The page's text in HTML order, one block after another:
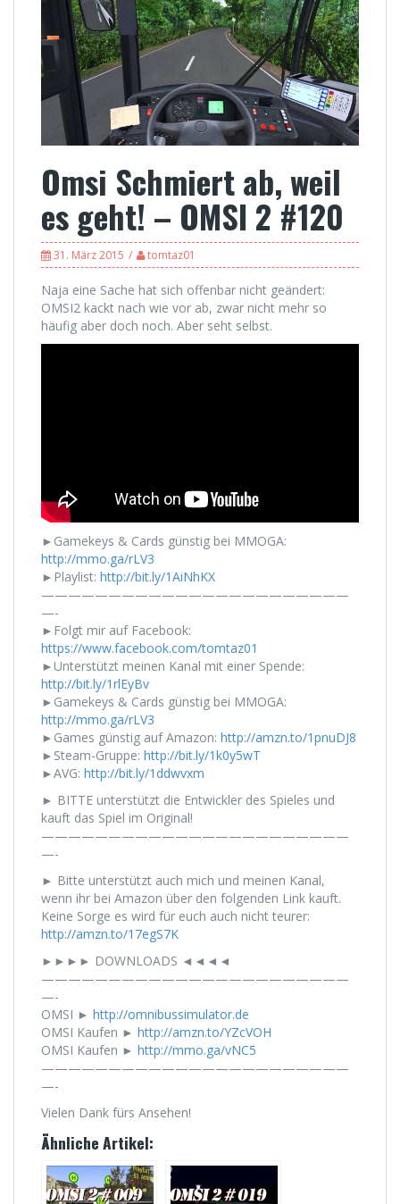
Omsi Schmiert ab, weil
es geht! – OMSI 2 #120
31. März 2015 tomtaz01
Naja eine Sache hat sich offenbar nicht geändert:
OMSI2 kackt nach wie vor ab, zwar nicht mehr so
häufig aber doch noch. Aber seht selbst.
►Gamekeys & Cards günstig bei MMOGA:
http://mmo.ga/rLV3
►Playlist: http://bit.ly/1AiNhKX
———————————————————————
—-
►Folgt mir auf Facebook:
https://www.facebook.com/tomtaz01
►Unterstützt meinen Kanal mit einer Spende:
http://bit.ly/1rlEyBv
►Gamekeys & Cards günstig bei MMOGA:
http://mmo.ga/rLV3
►Games günstig auf Amazon: http://amzn.to/1pnuDJ8
►Steam-Gruppe: http://bit.ly/1k0y5wT
►AVG: http://bit.ly/1ddwvxm
► BITTE unterstützt die Entwickler des Spieles und
kauft das Spiel im Original!
———————————————————————
—-
► Bitte unterstützt auch mich und meinen Kanal,
wenn ihr bei Amazon über den folgenden Link kauft.
Keine Sorge es wird für euch auch nicht teurer:
http://amzn.to/17egS7K
►►►► DOWNLOADS ◄◄◄◄
———————————————————————
—-
OMSI ► http://omnibussimulator.de
OMSI Kaufen ► http://amzn.to/YZcVOH
OMSI Kaufen ► http://mmo.ga/vNC5
———————————————————————
—-
Vielen Dank fürs Ansehen!
Ähnliche Artikel: